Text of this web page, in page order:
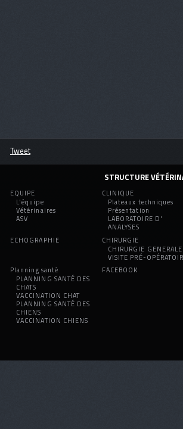
Tweet
STRUCTURE
EQUIPE
L'équipe
Vétérinaires
ASV
CLINIQUE
Plateaux techniques
Présentation
LABORATOIRE D'
ANALYSES
ECHOGRAPHIE
CHIRURGIE
CHIRURGIE GENERALE
VISITE PRÉ-
Planning santé
PLANNING SANTÉ DES
CHATS
VACCINATION CHAT
PLANNING SANTÉ DES
CHIENS
VACCINATION CHIENS
FACEBOOK